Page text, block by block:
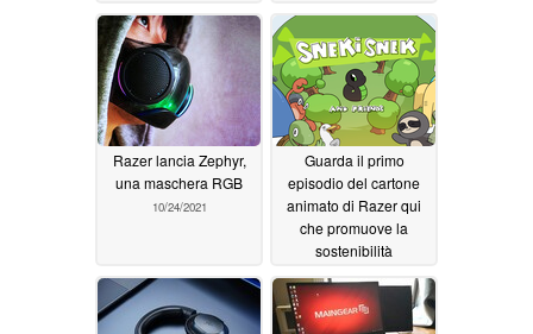
Razer lancia Zephyr,
una maschera RGB
10/24/2021
Guarda il primo
episodio del cartone
animato di Razer qui
che promuove la
sostenibilità
ambientale, perché no
09/29/2021